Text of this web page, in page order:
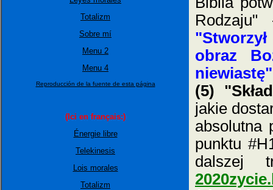
Totalizm
Sobre mí
Menu 2
Menu 4
Reproducción de la fuente de esta página
(Ici en français:)
Énergie libre
Telekinesis
Lois morales
Totalizm
obraz
niewiastę"
(5)
jakie
absolutna
punktu
dalszej